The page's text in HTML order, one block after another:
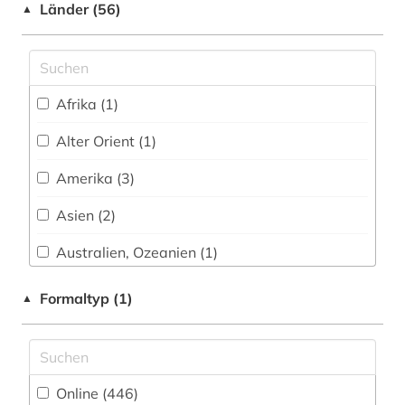
Technik (18)
Theologie und Religionswissenschaften (44)
Vorderer Orient einschl. Nordafrika (2)
arbeitssicherheit (2)
arbitration (1)
asylverfahren (1)
auschwitz-prozess (1)
ausländer (1)
Zugriff vor Ort
▲ Länder (56)
Afrika (1)
Alter Orient (1)
Amerika (3)
Asien (2)
Australien, Ozeanien (1)
Bayern (6)
Berlin (4)
▲ Formaltyp (1)
Online (446)